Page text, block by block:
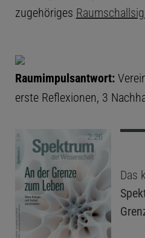
zugehöriges
Raumimpulsantwort:
erste Reflexionen, 3
Das